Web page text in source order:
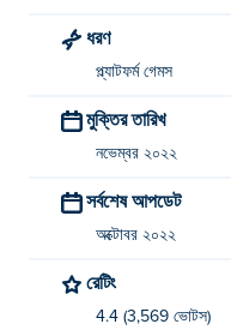
ধরণ
প্ল্যাটফর্ম গেমস
মুক্তির তারিখ
নভেম্বর ২০২২
সর্বশেষ আপডেট
অক্টোবর ২০২২
রেটিং
4.4 (3,569 ভোটস)